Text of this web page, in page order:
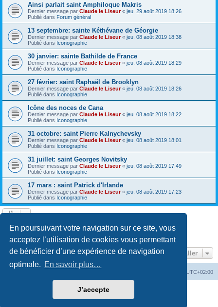
En poursuivant votre navigation sur ce site, vous
acceptez l’utilisation de cookies vous permettant
de bénéficier d’une expérience de navigation
optimale. En savoir plus…
J’accepte
Ainsi parlait saint Amphiloque Makris
Dernier message par Claude le Liseur« jeu. 29 août 2019 18:26
Publié dans Forum général
13 septembre: sainte Kéthévane de Géorgie
Dernier message par Claude le Liseur« jeu. 08 août 2019 18:38
Publié dans Iconographie
30 janvier: sainte Bathilde de France
Dernier message par Claude le Liseur« jeu. 08 août 2019 18:29
Publié dans Iconographie
27 février: saint Raphaël de Brooklyn
Dernier message par Claude le Liseur« jeu. 08 août 2019 18:26
Publié dans Iconographie
Icône des noces de Cana
Dernier message par Claude le Liseur« jeu. 08 août 2019 18:22
Publié dans Iconographie
31 octobre: saint Pierre Kalnychevsky
Dernier message par Claude le Liseur« jeu. 08 août 2019 18:01
Publié dans Iconographie
31 juillet: saint Georges Novitsky
Dernier message par Claude le Liseur« jeu. 08 août 2019 17:49
Publié dans Iconographie
17 mars : saint Patrick d'Irlande
Dernier message par Claude le Liseur« jeu. 08 août 2019 17:23
Publié dans Iconographie
Page1sur20
3
Aller
UTC+02:00
phpBB® Forum Software © phpBB Limited
©